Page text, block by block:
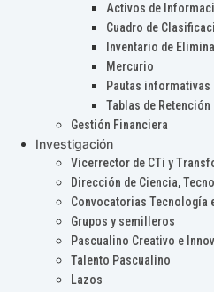
Activos de
Cuadro de
Inventario de
Mercurio
Pautas informativas
Tablas de Retención
Gestión Financiera
Investigación
Vicerrector de CTi y
Dirección de Ciencia,
Convocatorias Tecnología
Grupos y semilleros
Pascualino Creativo e
Talento Pascualino
Lazos